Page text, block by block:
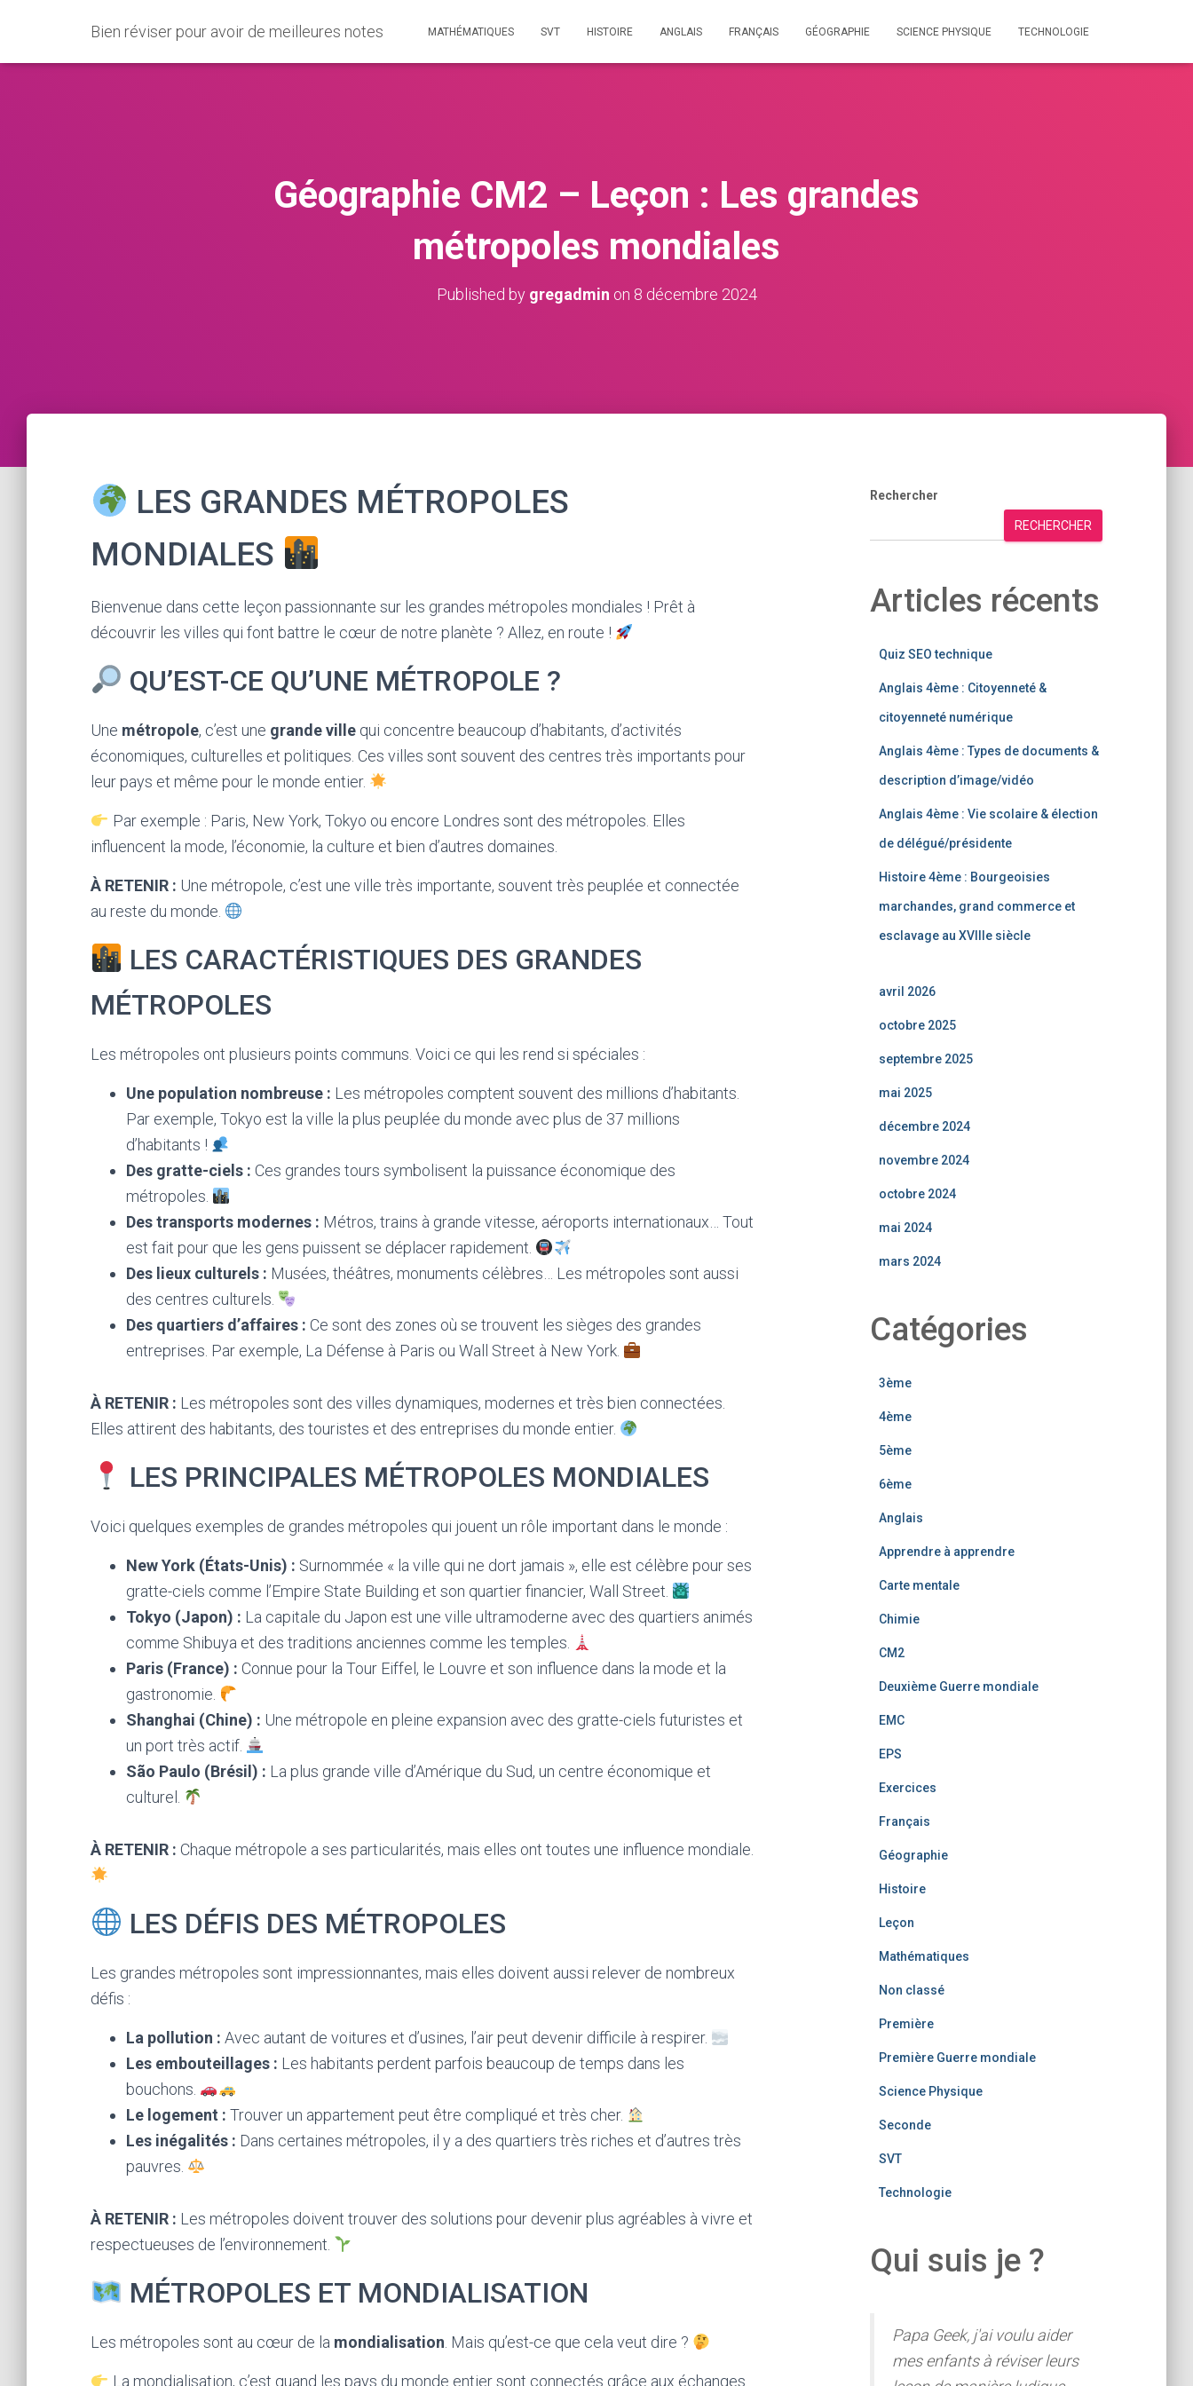
Bien réviser pour avoir de meilleures notes MATHÉMATIQUES SVT HISTOIRE ANGLAIS FRANÇAIS GÉOGRAPHIE SCIENCE PHYSIQUE TECHNOLOGIE
Géographie CM2 – Leçon : Les grandes
métropoles mondiales
Published by gregadmin on 8 décembre 2024
LES GRANDES MÉTROPOLES
MONDIALES
Bienvenue dans cette leçon passionnante sur les grandes métropoles mondiales ! Prêt à
découvrir les villes qui font battre le cœur de notre planète ? Allez, en route !
QU’EST-CE QU’UNE MÉTROPOLE ?
Une métropole, c’est une grande ville qui concentre beaucoup d’habitants, d’activités
économiques, culturelles et politiques. Ces villes sont souvent des centres très importants pour
leur pays et même pour le monde entier.
Par exemple : Paris, New York, Tokyo ou encore Londres sont des métropoles. Elles
influencent la mode, l’économie, la culture et bien d’autres domaines.
À RETENIR : Une métropole, c’est une ville très importante, souvent très peuplée et connectée
au reste du monde.
LES CARACTÉRISTIQUES DES GRANDES
MÉTROPOLES
Les métropoles ont plusieurs points communs. Voici ce qui les rend si spéciales :
Une population nombreuse : Les métropoles comptent souvent des millions d’habitants.
Par exemple, Tokyo est la ville la plus peuplée du monde avec plus de 37 millions
d’habitants !
Des gratte-ciels : Ces grandes tours symbolisent la puissance économique des
métropoles.
Des transports modernes : Métros, trains à grande vitesse, aéroports internationaux… Tout
est fait pour que les gens puissent se déplacer rapidement.
Des lieux culturels : Musées, théâtres, monuments célèbres… Les métropoles sont aussi
des centres culturels.
Des quartiers d’affaires : Ce sont des zones où se trouvent les sièges des grandes
entreprises. Par exemple, La Défense à Paris ou Wall Street à New York.
À RETENIR : Les métropoles sont des villes dynamiques, modernes et très bien connectées.
Elles attirent des habitants, des touristes et des entreprises du monde entier.
LES PRINCIPALES MÉTROPOLES MONDIALES
Voici quelques exemples de grandes métropoles qui jouent un rôle important dans le monde :
New York (États-Unis) : Surnommée « la ville qui ne dort jamais », elle est célèbre pour ses
gratte-ciels comme l’Empire State Building et son quartier financier, Wall Street.
Tokyo (Japon) : La capitale du Japon est une ville ultramoderne avec des quartiers animés
comme Shibuya et des traditions anciennes comme les temples.
Paris (France) : Connue pour la Tour Eiffel, le Louvre et son influence dans la mode et la
gastronomie.
Shanghai (Chine) : Une métropole en pleine expansion avec des gratte-ciels futuristes et
un port très actif.
São Paulo (Brésil) : La plus grande ville d’Amérique du Sud, un centre économique et
culturel.
À RETENIR : Chaque métropole a ses particularités, mais elles ont toutes une influence mondiale.
LES DÉFIS DES MÉTROPOLES
Les grandes métropoles sont impressionnantes, mais elles doivent aussi relever de nombreux
défis :
La pollution : Avec autant de voitures et d’usines, l’air peut devenir difficile à respirer.
Les embouteillages : Les habitants perdent parfois beaucoup de temps dans les
bouchons.
Le logement : Trouver un appartement peut être compliqué et très cher.
Les inégalités : Dans certaines métropoles, il y a des quartiers très riches et d’autres très
pauvres.
À RETENIR : Les métropoles doivent trouver des solutions pour devenir plus agréables à vivre et
respectueuses de l’environnement.
MÉTROPOLES ET MONDIALISATION
Les métropoles sont au cœur de la mondialisation . Mais qu’est-ce que cela veut dire ?
La mondialisation, c’est quand les pays du monde entier sont connectés grâce aux échanges
Rechercher
RECHERCHER
Articles récents
Quiz SEO technique
Anglais 4ème : Citoyenneté &
citoyenneté numérique
Anglais 4ème : Types de documents &
description d’image/vidéo
Anglais 4ème : Vie scolaire & élection
de délégué/présidente
Histoire 4ème : Bourgeoisies
marchandes, grand commerce et
esclavage au XVIIIe siècle
avril 2026
octobre 2025
septembre 2025
mai 2025
décembre 2024
novembre 2024
octobre 2024
mai 2024
mars 2024
Catégories
3ème
4ème
5ème
6ème
Anglais
Apprendre à apprendre
Carte mentale
Chimie
CM2
Deuxième Guerre mondiale
EMC
EPS
Exercices
Français
Géographie
Histoire
Leçon
Mathématiques
Non classé
Première
Première Guerre mondiale
Science Physique
Seconde
SVT
Technologie
Qui suis je ?
Papa Geek, j'ai voulu aider
mes enfants à réviser leurs